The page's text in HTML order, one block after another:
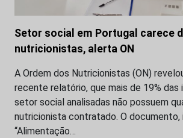
Setor social em Portugal carece
nutricionistas, alerta ON
A Ordem dos Nutricionistas (ON)
recente relatório, que mais de 19%
setor social analisadas não possuem
nutricionista contratado. O documento,
“Alimentação…